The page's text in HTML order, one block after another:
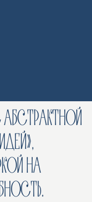
НА
НАВЕРХ